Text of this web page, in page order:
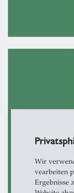
Wir
vearbeiten
Ergebnisse